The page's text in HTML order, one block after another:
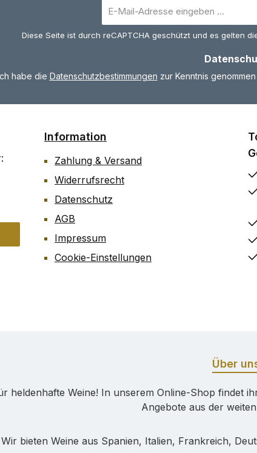
Mail-
Adresse
*
Diese Seite ist durch reCAPTCHA geschützt und es gelten
habe die Datenschutzbestimmungen zur Kenntnis
Information
Zahlung & Versand
Widerrufsrecht
Datenschutz
AGB
Impressum
Cookie-Einstellungen
Über
heldenhafte Weine! In unserem Online-Shop findet
Angebote aus der
Wir bieten Weine aus Spanien, Italien, Frankreich,